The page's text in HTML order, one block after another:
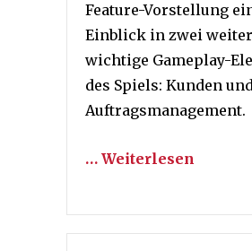
Feature-Vorstellung
Einblick in zwei
wichtige Gameplay-
des Spiels: Kunden
Auftragsmanagement.
… Weiterlesen